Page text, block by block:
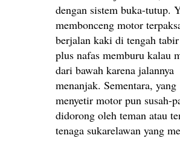
dengan sistem buka-tutup.
membonceng motor
berjalan kaki di tengah
plus nafas memburu kalau
dari bawah karena jalannya
menanjak. Sementara, yang
menyetir motor pun susah-
didorong oleh teman atau
tenaga sukarelawan yang